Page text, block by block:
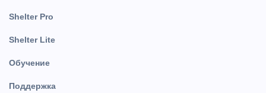
Shelter Pro
Shelter Lite
Обучение
Поддержка